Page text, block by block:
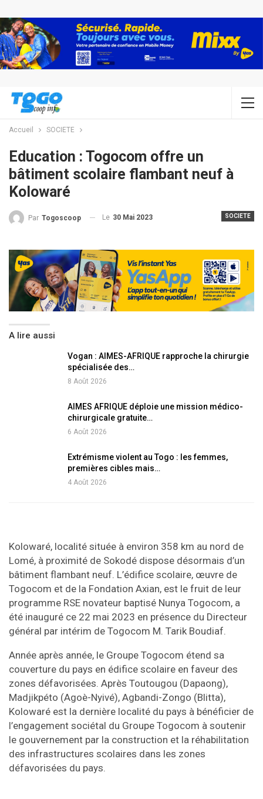
Accueil SOCIETE
Education : Togocom offre un
bâtiment scolaire flambant neuf à
Kolowaré
SOCIETE
Par Togoscoop Le 30 Mai 2023
A lire aussi
Vogan : AIMES-AFRIQUE rapproche la chirurgie
spécialisée des…
8 Août 2026
AIMES AFRIQUE déploie une mission médico-
chirurgicale gratuite…
6 Août 2026
Extrémisme violent au Togo : les femmes,
premières cibles mais…
4 Août 2026
Kolowaré, localité située à environ 358 km au nord de
Lomé, à proximité de Sokodé dispose désormais d’un
bâtiment flambant neuf. L’édifice scolaire, œuvre de
Togocom et de la Fondation Axian, est le fruit de leur
programme RSE novateur baptisé Nunya Togocom, a
été inauguré ce 22 mai 2023 en présence du Directeur
général par intérim de Togocom M. Tarik Boudiaf.
Année après année, le Groupe Togocom étend sa
couverture du pays en édifice scolaire en faveur des
zones défavorisées. Après Toutougou (Dapaong),
Madjikpéto (Agoè-Nyivé), Agbandi-Zongo (Blitta),
Kolowaré est la dernière localité du pays à bénéficier de
l’engagement sociétal du Groupe Togocom à soutenir
le gouvernement par la construction et la réhabilitation
des infrastructures scolaires dans les zones
défavorisées du pays.